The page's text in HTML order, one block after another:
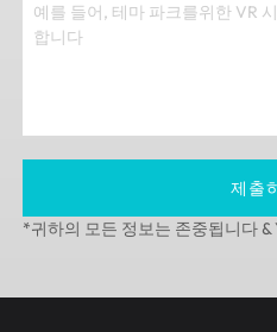
제출
*귀하의 모든 정보는 존중됩니다 &